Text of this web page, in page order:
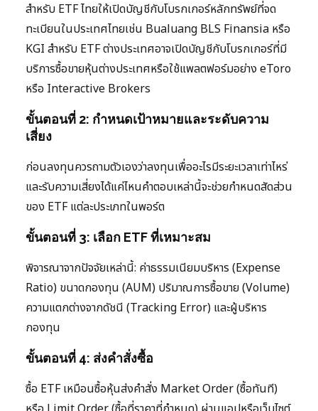
สำหรับ ETF ไทยให้เปิดบัญชีกับโบรกเกอร์หลักทรัพย์ที่จด
ทะเบียนในประเทศไทยเช่น Bualuang BLS Finansia หรือ
KGI สำหรับ ETF ต่างประเทศอาจเปิดบัญชีกับโบรกเกอร์ที่มี
บริการซื้อขายหุ้นต่างประเทศหรือใช้แพลตฟอร์มอย่าง eToro
หรือ Interactive Brokers
ขั้นตอนที่ 2: กำหนดเป้าหมายและระดับความ
เสี่ยง
ก่อนลงทุนควรถามตัวเองว่าลงทุนเพื่ออะไรมีระยะเวลาเท่าไหร่
และรับความเสี่ยงได้แค่ไหนคำตอบเหล่านี้จะช่วยกำหนดสัดส่วน
ของ ETF แต่ละประเภทในพอร์ต
ขั้นตอนที่ 3: เลือก ETF ที่เหมาะสม
พิจารณาจากปัจจัยเหล่านี้: ค่าธรรมเนียมบริหาร (Expense
Ratio) ขนาดกองทุน (AUM) ปริมาณการซื้อขาย (Volume)
ความแตกต่างจากดัชนี (Tracking Error) และผู้บริหาร
กองทุน
ขั้นตอนที่ 4: ส่งคำสั่งซื้อ
ซื้อ ETF เหมือนซื้อหุ้นส่งคำสั่ง Market Order (ซื้อทันที)